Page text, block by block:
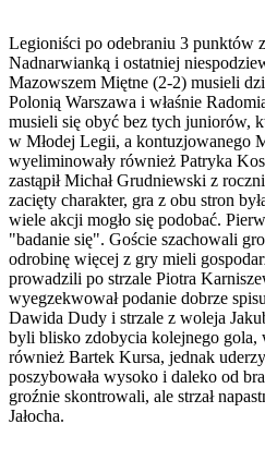
Legioniści po odebraniu 3 punktów
Nadnarwianką i ostatniej
Mazowszem Miętne (2-2) musieli
Polonią Warszawa i właśnie
musieli się obyć bez tych juniorów,
w Młodej Legii, a kontuzjowanego
wyeliminowały również Patryka
zastąpił Michał Grudniewski z
zacięty charakter, gra z obu stron
wiele akcji mogło się podobać.
"badanie się". Goście szachowali
odrobinę więcej z gry mieli
prowadzili po strzale Piotra
wyegzekwował podanie dobrze
Dawida Dudy i strzale z woleja
byli blisko zdobycia kolejnego gola,
również Bartek Kursa, jednak
poszybowała wysoko i daleko od
groźnie skontrowali, ale strzał
Jałocha.